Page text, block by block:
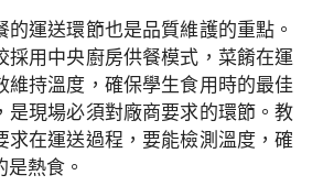
的運送環節也是品質維護的重點。
採用中央廚房供餐模式，菜餚在運
維持溫度，確保學生食用時的最佳
是現場必須對廠商要求的環節。教
求在運送過程，要能檢測溫度，確
熱食。